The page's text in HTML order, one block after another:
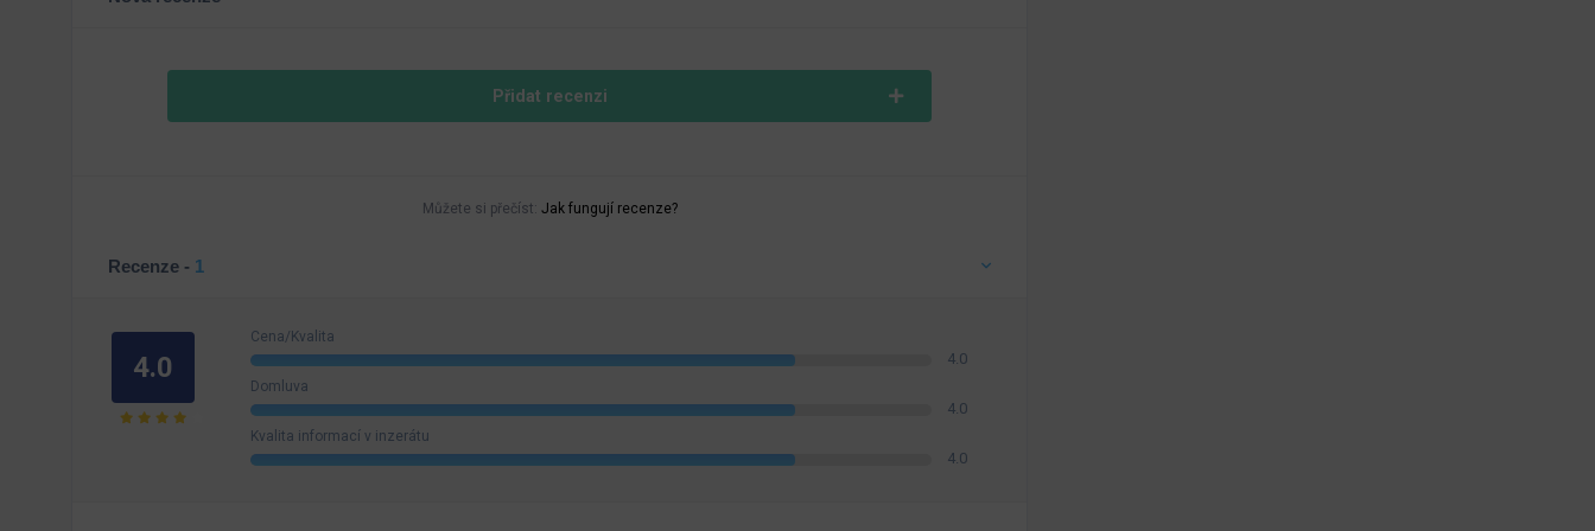
Přidat recenzi
Můžete si přečíst: Jak fungují recenze?
Recenze - 1
4.0
Cena/Kvalita
4.0
Domluva
4.0
Kvalita informací v inzerátu
4.0